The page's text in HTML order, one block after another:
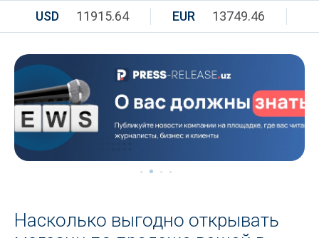
USD 11915.64 EUR 13749.46
Насколько выгодно открывать